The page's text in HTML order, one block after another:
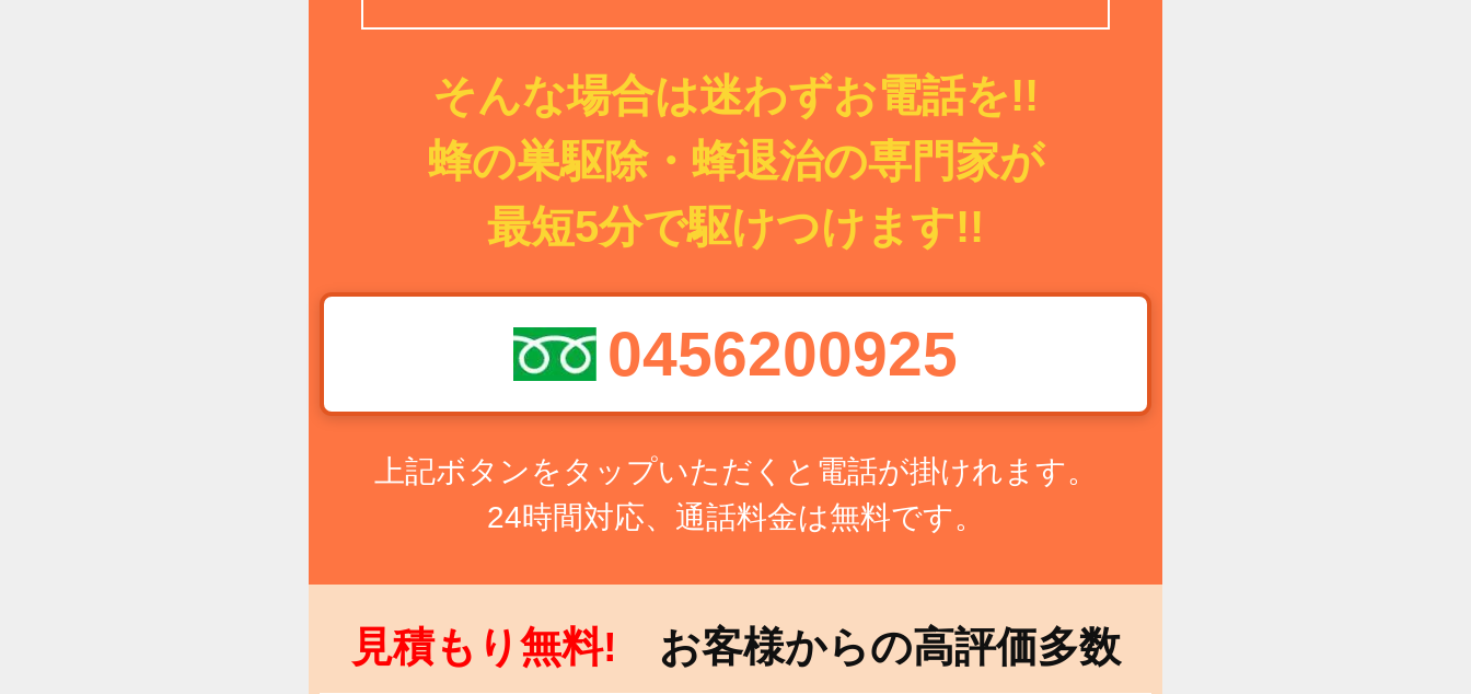
そんな場合は迷わずお電話を!!
蜂の巣駆除・蜂退治の専門家が
最短5分で駆けつけます!!
0456200925
上記ボタンをタップいただくと電話が掛けれます。
24時間対応、通話料金は無料です。
見積もり無料! お客様からの高評価多数